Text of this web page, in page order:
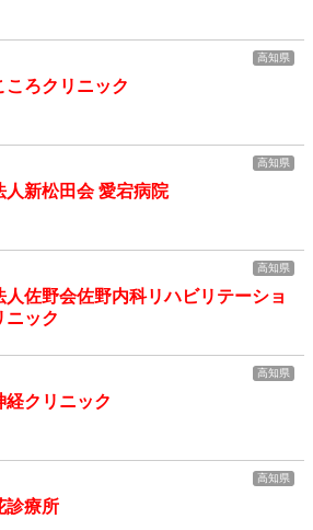
高知県
ころクリニック
高知県
人新松田会 愛宕病院
高知県
人佐野会佐野内科リハビリテーショ
ニック
高知県
経クリニック
高知県
診療所